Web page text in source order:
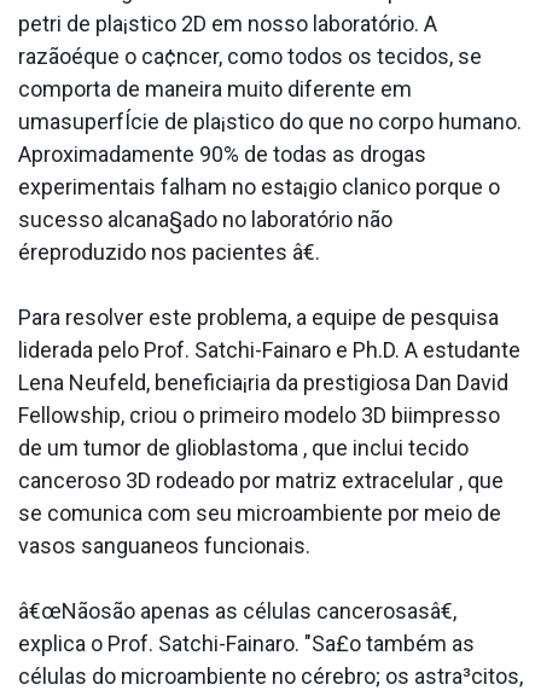
petri de pla¡stico 2D em nosso laboratório. A
razãoéque o ca¢ncer, como todos os tecidos, se
comporta de maneira muito diferente em
umasuperfÍcie de pla¡stico do que no corpo humano.
Aproximadamente 90% de todas as drogas
experimentais falham no esta¡gio cla­nico porque o
sucesso alcana§ado no laboratório não
éreproduzido nos pacientes â€.
Para resolver este problema, a equipe de pesquisa
liderada pelo Prof. Satchi-Fainaro e Ph.D. A estudante
Lena Neufeld, beneficia¡ria da prestigiosa Dan David
Fellowship, criou o primeiro modelo 3D biimpresso
de um tumor de glioblastoma , que inclui tecido
canceroso 3D rodeado por matriz extracelular , que
se comunica com seu microambiente por meio de
vasos sangua­neos funcionais.
â€œNãosão apenas as células cancerosasâ€,
explica o Prof. Satchi-Fainaro. "Sa£o também as
células do microambiente no cérebro; os astra³citos,